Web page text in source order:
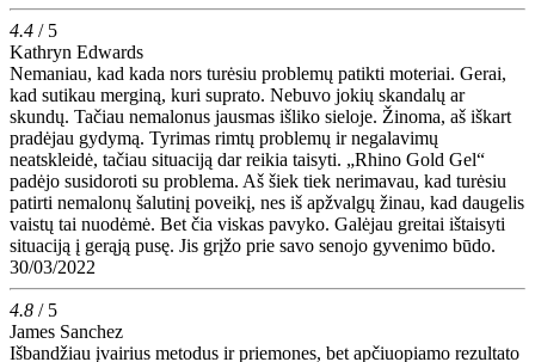
4.4 / 5
Kathryn Edwards
Nemaniau, kad kada nors turėsiu problemų patikti moteriai. Gerai,
kad sutikau merginą, kuri suprato. Nebuvo jokių skandalų ar
skundų. Tačiau nemalonus jausmas išliko sieloje. Žinoma, aš iškart
pradėjau gydymą. Tyrimas rimtų problemų ir negalavimų
neatskleidė, tačiau situaciją dar reikia taisyti. „Rhino Gold Gel“
padėjo susidoroti su problema. Aš šiek tiek nerimavau, kad turėsiu
patirti nemalonų šalutinį poveikį, nes iš apžvalgų žinau, kad daugelis
vaistų tai nuodėmė. Bet čia viskas pavyko. Galėjau greitai ištaisyti
situaciją į gerąją pusę. Jis grįžo prie savo senojo gyvenimo būdo.
30/03/2022
4.8 / 5
James Sanchez
Išbandžiau įvairius metodus ir priemones, bet apčiuopiamo rezultato